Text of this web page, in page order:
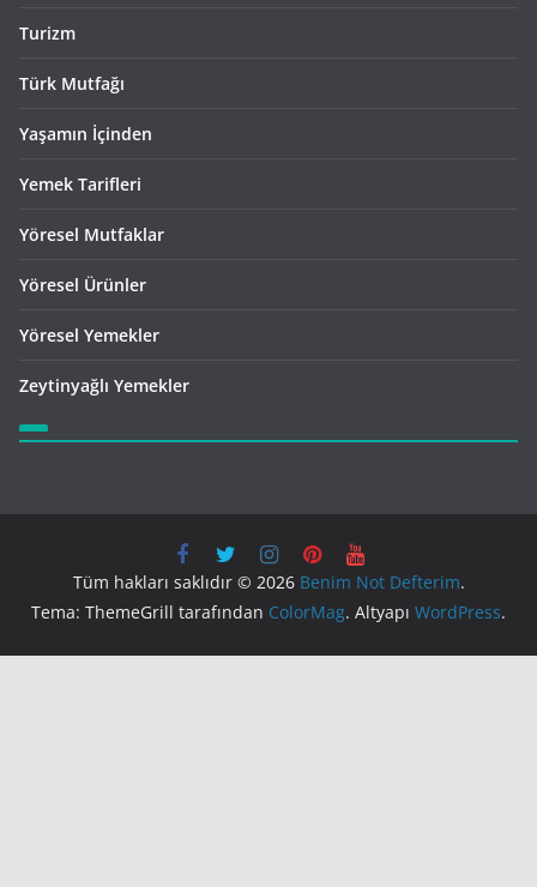
Turizm
Türk Mutfağı
Yaşamın İçinden
Yemek Tarifleri
Yöresel Mutfaklar
Yöresel Ürünler
Yöresel Yemekler
Zeytinyağlı Yemekler
Tüm hakları saklıdır © 2026 Benim Not Defterim.
Tema: ThemeGrill tarafından ColorMag. Altyapı WordPress.